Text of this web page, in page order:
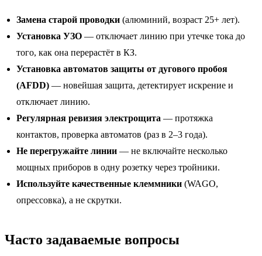
Замена старой проводки (алюминий, возраст 25+ лет).
Установка УЗО — отключает линию при утечке тока до
того, как она перерастёт в КЗ.
Установка автоматов защиты от дугового пробоя
(AFDD) — новейшая защита, детектирует искрение и
отключает линию.
Регулярная ревизия электрощита — протяжка
контактов, проверка автоматов (раз в 2–3 года).
Не перегружайте линии — не включайте несколько
мощных приборов в одну розетку через тройники.
Используйте качественные клеммники (WAGO,
опрессовка), а не скрутки.
Часто задаваемые вопросы